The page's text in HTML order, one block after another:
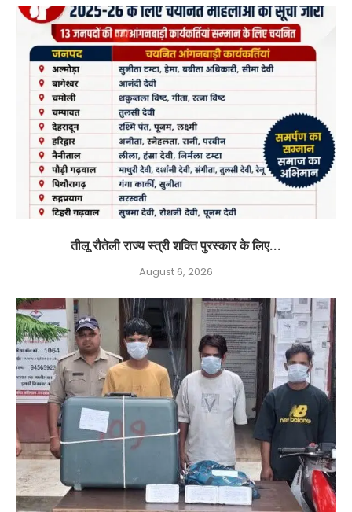
तीलू रौतेली राज्य स्त्री शक्ति पुरस्कार के लिए...
August 6, 2026